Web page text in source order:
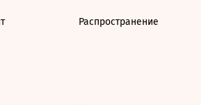
Распространение